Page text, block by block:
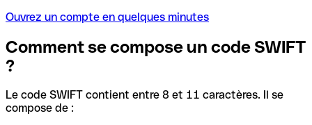
Ouvrez un compte en quelques minutes
Comment se compose un code SWIFT
?
Le code SWIFT contient entre 8 et 11 caractères. Il se
compose de :